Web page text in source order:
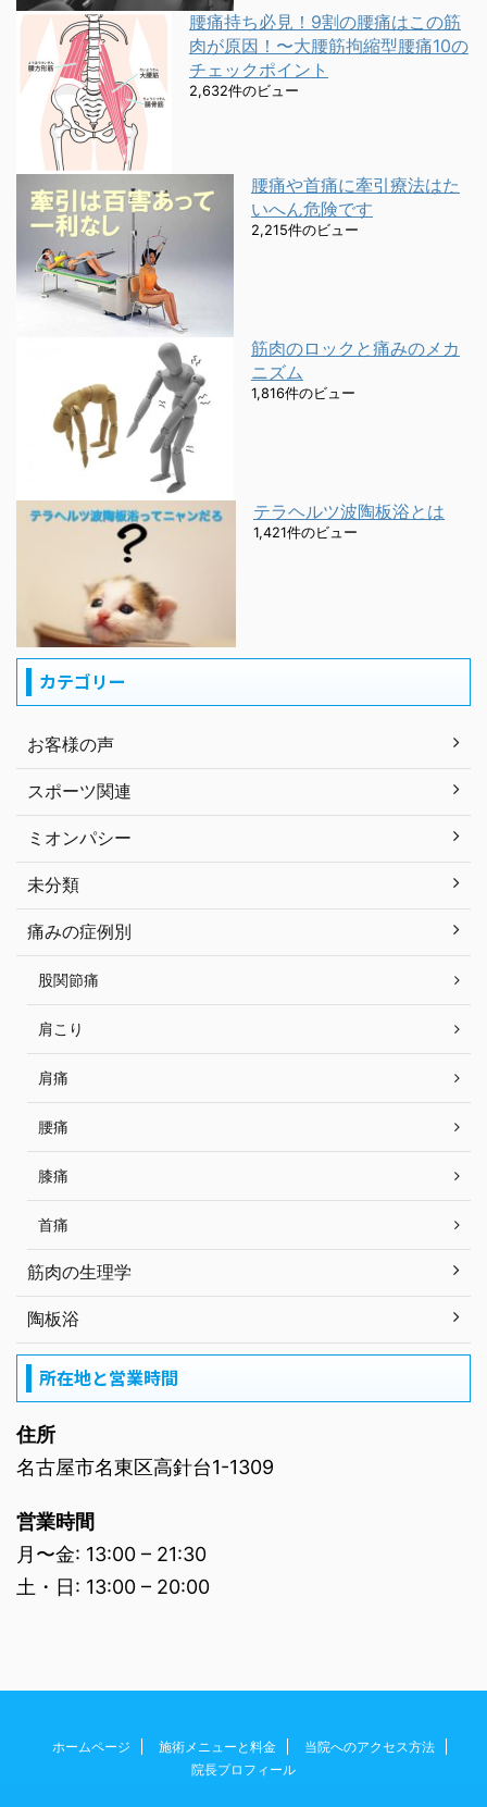
腰痛持ち必見！9割の腰痛はこの筋
肉が原因！〜大腰筋拘縮型腰痛10の
チェックポイント
2,632件のビュー
腰痛や首痛に牽引療法はた
いへん危険です
2,215件のビュー
筋肉のロックと痛みのメカ
ニズム
1,816件のビュー
テラヘルツ波陶板浴とは
1,421件のビュー
カテゴリー
お客様の声
スポーツ関連
ミオンパシー
未分類
痛みの症例別
股関節痛
肩こり
肩痛
腰痛
膝痛
首痛
筋肉の生理学
陶板浴
所在地と営業時間
住所
名古屋市名東区高針台1-1309
営業時間
月〜金: 13:00 – 21:30
土・日: 13:00 – 20:00
ホームページ 施術メニューと料金
当院へのアクセス方法
院長プロフィール